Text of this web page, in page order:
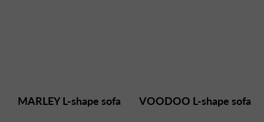
MARLEY L-shape sofa VOODOO L-shape sofa